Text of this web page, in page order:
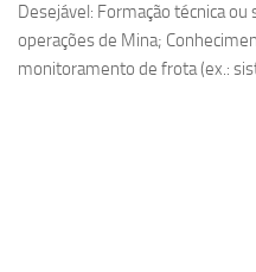
Desejável: Formação técnica
operações de Mina;
monitoramento de frota (ex.: